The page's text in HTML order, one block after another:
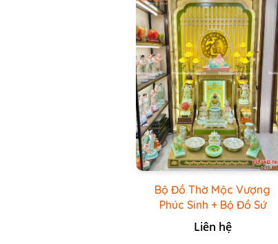
Bộ Đồ Thờ Mộc Vượng
Phúc Sinh + Bộ Đồ Sứ
Cao Cấp Xanh Cốm Vẽ
Vàng
Liên hệ